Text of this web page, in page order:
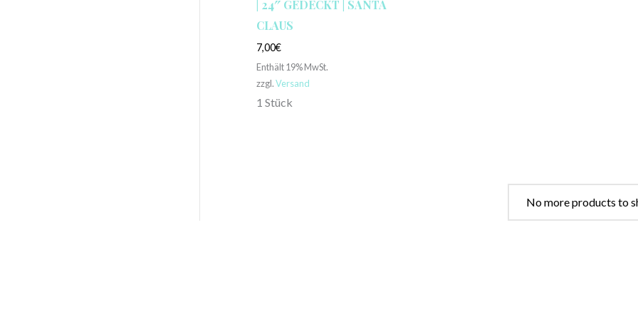
| 24″ GEDECKT | SANTA
CLAUS
7,00€
Enthält 19% MwSt.
zzgl.Versand
1 Stück
No more products to